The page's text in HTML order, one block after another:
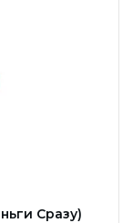
Сразу)